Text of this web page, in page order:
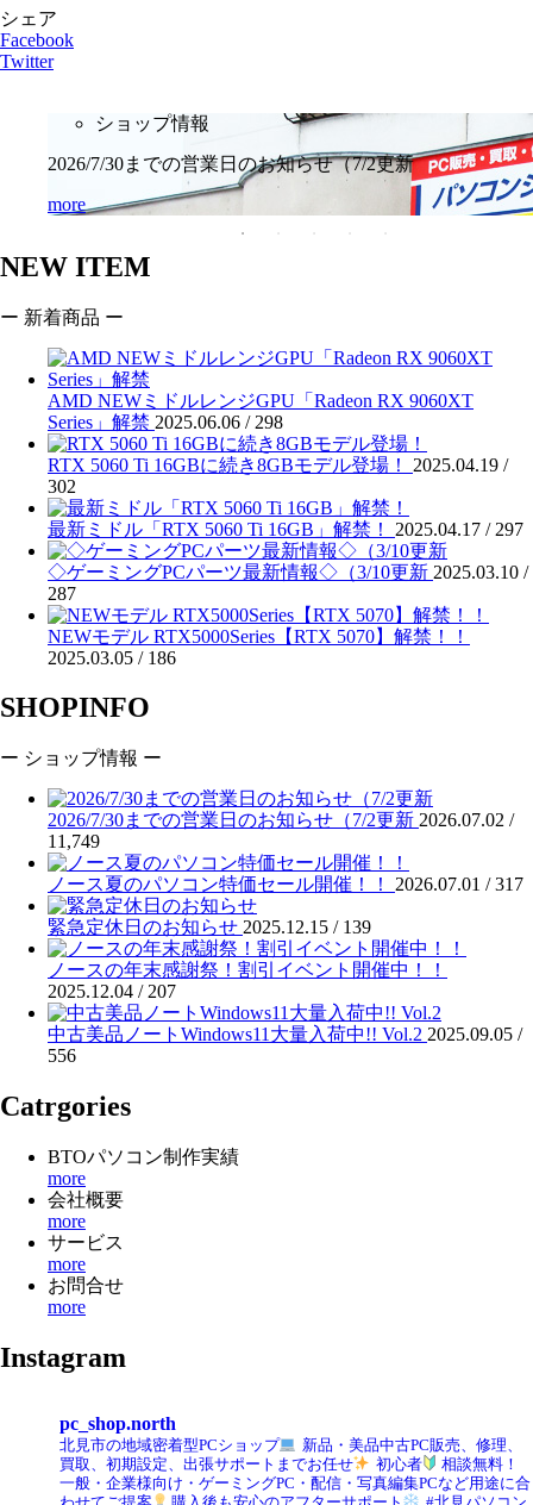
シェア
Facebook
Twitter
ショップ情報
2026/7/30までの営業日のお知らせ（7/2更新
more
NEW ITEM
ー 新着商品 ー
AMD NEWミドルレンジGPU「Radeon RX 9060XT
Series」解禁 2025.06.06 / 298
RTX 5060 Ti 16GBに続き8GBモデル登場！ 2025.04.19 /
302
最新ミドル「RTX 5060 Ti 16GB」解禁！ 2025.04.17 / 297
◇ゲーミングPCパーツ最新情報◇（3/10更新 2025.03.10 /
287
NEWモデル RTX5000Series【RTX 5070】解禁！！
2025.03.05 / 186
SHOPINFO
ー ショップ情報 ー
2026/7/30までの営業日のお知らせ（7/2更新 2026.07.02 /
11,749
ノース夏のパソコン特価セール開催！！ 2026.07.01 /317
緊急定休日のお知らせ 2025.12.15 / 139
ノースの年末感謝祭！割引イベント開催中！！
2025.12.04 / 207
中古美品ノートWindows11大量入荷中!! Vol.2 2025.09.05 /
556
Catrgories
BTOパソコン制作実績
more
会社概要
more
サービス
more
お問合せ
more
Instagram
pc_shop.north
北見市の地域密着型PCショップ
新品・美品中古PC販売、修理、
買取、初期設定、出張サポートまでお任せ
初心者
相談無料！
一般・企業様向け・ゲーミングPC・配信・写真編集PCなど用途に合